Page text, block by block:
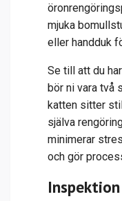
mjuka
eller handduk
Se till att du
bör ni vara två
katten sitter
själva
minimerar
och gör
Inspektion